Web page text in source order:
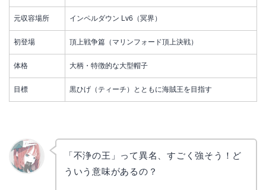
元収容場所 インペルダウン Lv6（冥界）
初登場 頂上戦争篇（マリンフォード頂上決戦）
体格 大柄・特徴的な大型帽子
目標 黒ひげ（ティーチ）とともに海賊王を目指す
「不浄の王」って異名、すごく強そう！ど
ういう意味があるの？